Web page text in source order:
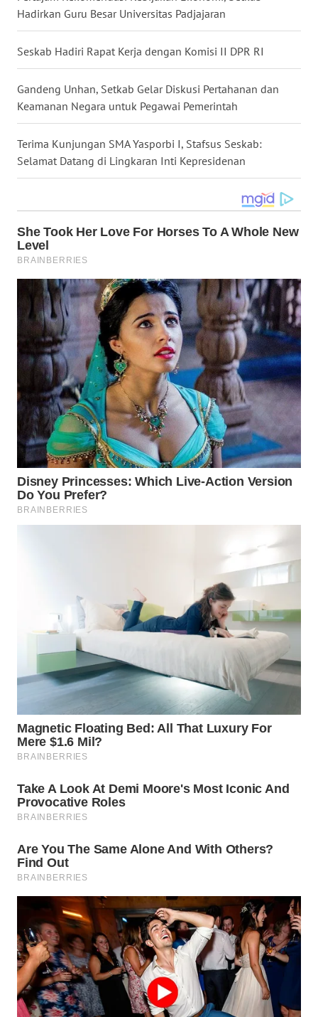
Hadirkan Guru Besar Universitas Padjajaran
Seskab Hadiri Rapat Kerja dengan Komisi II DPR RI
Gandeng Unhan, Setkab Gelar Diskusi Pertahanan dan
Keamanan Negara untuk Pegawai Pemerintah
Terima Kunjungan SMA Yasporbi I, Stafsus Seskab:
Selamat Datang di Lingkaran Inti Kepresidenan
WN
NUSANTARA
WN
JOGJA
WN
JATIM
WN
WN
KALBAR
WN
KALTENG
WN
KALTARA
WN
KALSEL
WN
KALTIM
WN
SULSEL
WN
MALUT
WN
WN
DANAU
WN
WN
LANGKAT
WN
TAPANULI
SELATAN